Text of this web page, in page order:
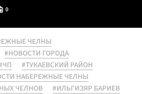
0
ЧЕЛНЫ
#НОВОСТИ ГОРОДА
#ТУКАЕВСКИЙ РАЙОН
НАБЕРЕЖНЫЕ ЧЕЛНЫ
ЧЕЛНОВ
#ИЛЬГИЗЯР БАРИЕВ